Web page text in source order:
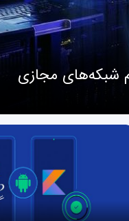
شبکه‌های مجازی